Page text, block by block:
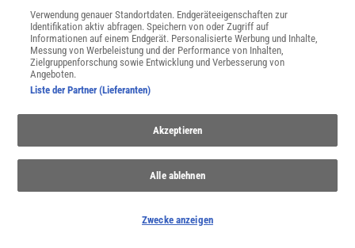
.de-Newsletter abonnieren
Verwendung genauer Standortdaten. Endgeräteeigenschaften zur
Identifikation aktiv abfragen. Speichern von oder Zugriff auf
Informationen auf einem Endgerät. Personalisierte Werbung und Inhalte,
Messung von Werbeleistung und der Performance von Inhalten,
Zielgruppenforschung sowie Entwicklung und Verbesserung von
Angeboten.
Liste der Partner (Lieferanten)
Akzeptieren
Alle ablehnen
Zwecke anzeigen